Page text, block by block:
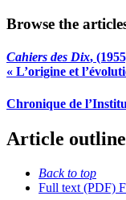
Browse the
Cahiers des Dix,
« L’origine et
Chronique de
Article outline
Back to top
Full text (PDF)